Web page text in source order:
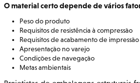
O material certo depende de vários
Peso do produto
Requisitos de resistência à compressão
Requisitos de acabamento de impressão
Apresentação no varejo
Condições de navegação
Metas ambientais